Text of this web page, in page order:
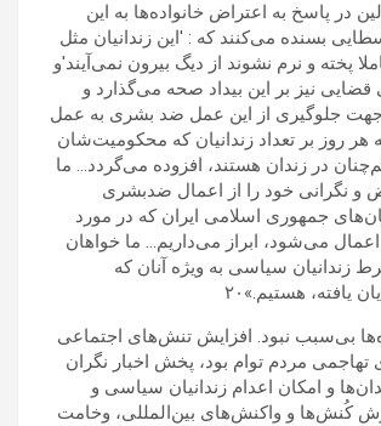
در پاسخ به اعتراض خانواده‌ها به این
بسنده می‌کنند که : ′این زندانیان مثل
پخته و نرم نشوند از دیگ بیرون نمی‌آیند′و
نیز بر این بیداد صحه می‌گذارد و
جهت جلوگیری از این عمل ضد بشری به عمل
هر روز بر تعداد زندانیان که محکومیت‌شان
در زندان هستند، افزوده می‌گردد… ما
و نگرانی خود را از اعمال ضد‌بشری
جمهوری اسلامی ایران که در مورد
می‌شود، ابراز می‌داریم… ما خواهان
زندانیان سیاسی به ویژه آنان که
یافته، هستیم.»٢۰
بى‌سبب نبود. افزايش تنش‌هاى اجتماعى
تهاجمى مردم توام بود، پخش اخبار نگران
و امكان اعدام زندانيان سياسى و
گسترش كُنش‌ها و واكنش‌هاى بين‌المللى، وخامت